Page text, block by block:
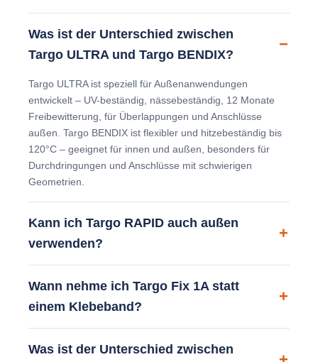
Was ist der Unterschied zwischen
Targo ULTRA und Targo BENDIX?
Targo ULTRA ist speziell für Außenanwendungen
entwickelt – UV-beständig, nässebeständig, 12 Monate
Freibewitterung, für Überlappungen und Anschlüsse
außen. Targo BENDIX ist flexibler und hitzebeständig bis
120°C – geeignet für innen und außen, besonders für
Durchdringungen und Anschlüsse mit schwierigen
Geometrien.
Kann ich Targo RAPID auch außen
verwenden?
Wann nehme ich Targo Fix 1A statt
einem Klebeband?
Was ist der Unterschied zwischen